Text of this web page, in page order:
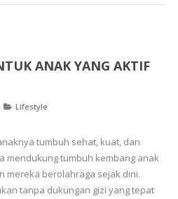
ANAK YANG AKTIF
Lifestyle
tumbuh sehat, kuat, dan
mendukung tumbuh kembang anak
mereka berolahraga sejak dini.
tanpa dukungan gizi yang tepat